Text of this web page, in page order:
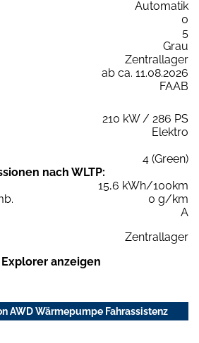
Automatik
0
5
Grau
Zentrallager
ab ca. 11.08.2026
FAAB
210 kW / 286 PS
Elektro
4 (Green)
nach WLTP:
15,6 kWh/100km
0 g/km
A
Zentrallager
anzeigen
AWD Wärmepumpe Fahrassistenz